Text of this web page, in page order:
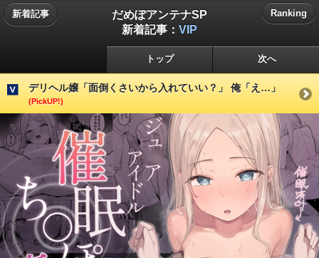
新着記事
だめぽアンテナSP
新着記事： VIP
Ranking
トップ 次へ
デリヘル嬢「面倒くさいから入れていい？」 俺「え…」
(PickUP!)